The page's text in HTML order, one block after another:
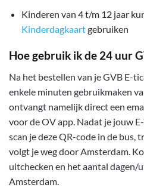
Kinderen van 4 t/m 12 jaar
Kinderdagkaartgebruiken
Hoe gebruik ik de 24 uur
Na het bestellen van je GVB E-
enkele minuten gebruikmaken
ontvangt namelijk direct een
voor de OV app. Nadat je jouw
scan je deze QR-code in de bus,
volgt je weg door Amsterdam.
uitchecken en het aantal dagen/
Amsterdam.